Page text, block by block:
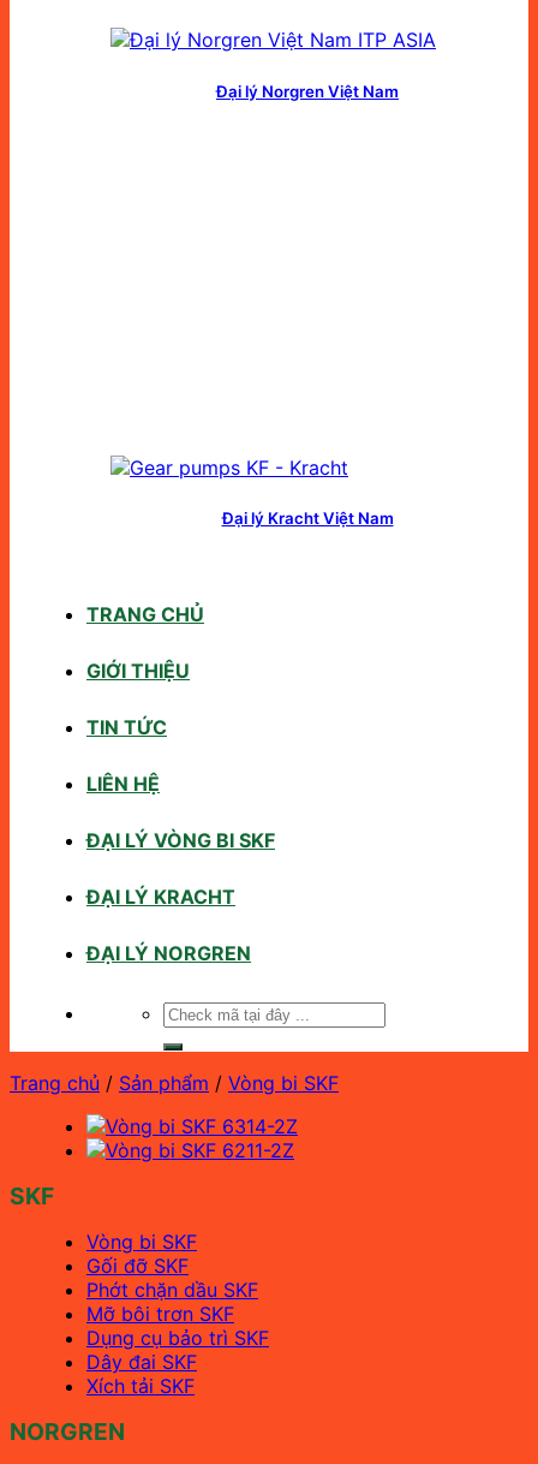
Đại lý Norgren Việt Nam
Đại lý Kracht Việt Nam
TRANG CHỦ
GIỚI THIỆU
TIN TỨC
LIÊN HỆ
ĐẠI LÝ VÒNG BI SKF
ĐẠI LÝ KRACHT
ĐẠI LÝ NORGREN
Tìm
Trang chủ / Sản phẩm / Vòng bi SKF
SKF
Vòng bi SKF
Gối đỡ SKF
Phớt chặn dầu SKF
Mỡ bôi trơn SKF
Dụng cụ bảo trì SKF
Dây đai SKF
Xích tải SKF
NORGREN